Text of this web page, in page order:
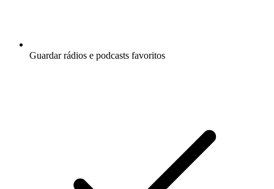
Guardar rádios e podcasts favoritos